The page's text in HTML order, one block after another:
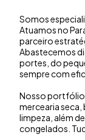
Somos
Atuamos no
parceiro
Abastecemos
portes, do
sempre com
Nosso portfólio
mercearia seca,
limpeza, além
congelados.